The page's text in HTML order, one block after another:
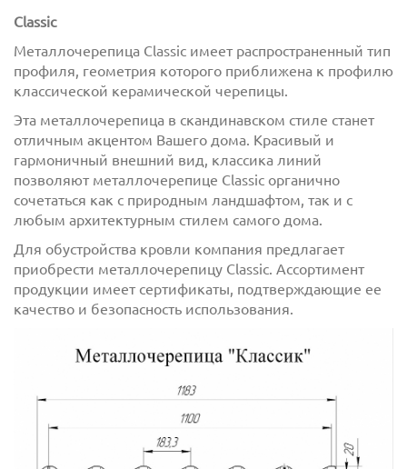
Classic
Металлочерепица Classic имеет распространенный тип
профиля, геометрия которого приближена к профилю
классической керамической черепицы.
Эта металлочерепица в скандинавском стиле станет
отличным акцентом Вашего дома. Красивый и
гармоничный внешний вид, классика линий
позволяют металлочерепице Classic органично
сочетаться как с природным ландшафтом, так и с
любым архитектурным стилем самого дома.
Для обустройства кровли компания предлагает
приобрести металлочерепицу Classic. Ассортимент
продукции имеет сертификаты, подтверждающие ее
качество и безопасность использования.